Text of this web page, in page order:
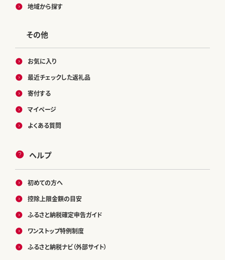
地域から探す
その他
お気に入り
最近チェックした返礼品
寄付する
マイページ
よくある質問
ヘルプ
初めての方へ
控除上限金額の目安
ふるさと納税確定申告ガイド
ワンストップ特例制度
ふるさと納税ナビ（外部サイト）